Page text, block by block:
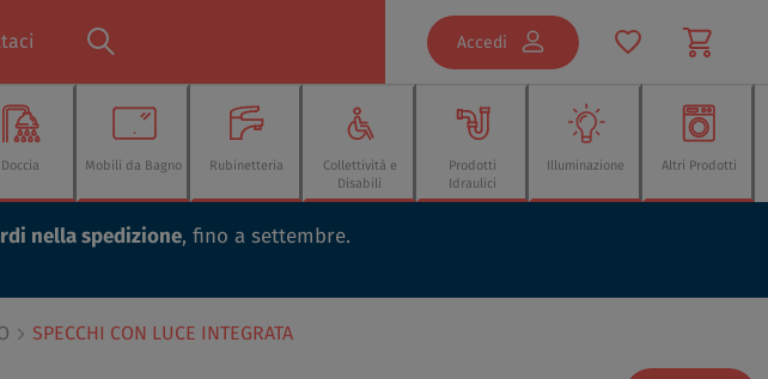
Accedi
Doccia Mobili da Bagno Rubinetteria
Collettività e
Disabili
Prodotti
Idraulici
Illuminazione Altri Prodotti
nella spedizione, fino a settembre.
SPECCHI CON LUCE INTEGRATA